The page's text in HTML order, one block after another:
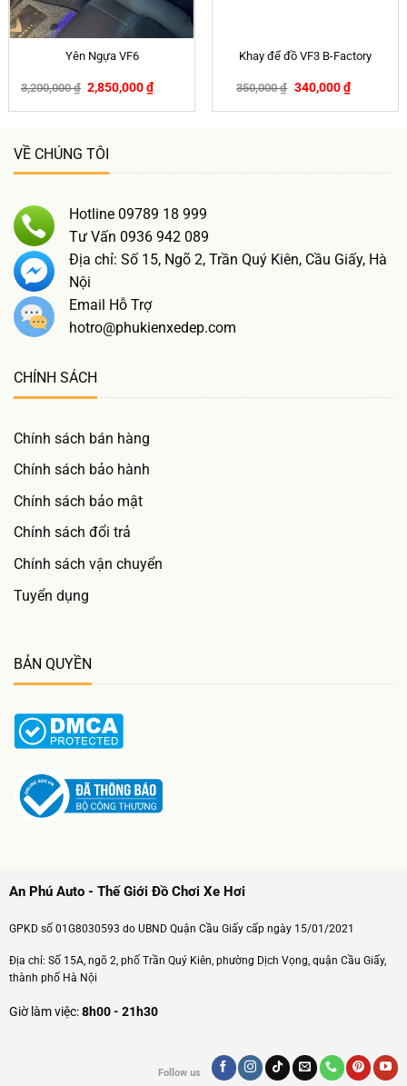
Yên Ngựa VF6
3,200,000₫ 2,850,000₫
Khay để đồ VF3 B-Factory
350,000₫ 340,000₫
VỀ CHÚNG TÔI
Hotline 09789 18 999
Tư Vấn 0936 942 089
Địa chỉ: Số 15, Ngõ 2, Trần Quý Kiên, Cầu Giấy, Hà
Nội
Email Hỗ Trợ
hotro@phukienxedep.com
CHÍNH SÁCH
Chính sách bán hàng
Chính sách bảo hành
Chính sách bảo mật
Chính sách đổi trả
Chính sách vận chuyển
Tuyển dụng
BẢN QUYỀN
An Phú Auto - Thế Giới Đồ Chơi Xe Hơi
GPKD số 01G8030593 do UBND Quận Cầu Giấy cấp ngày 15/01/2021
Địa chỉ: Số 15A, ngõ 2, phố Trần Quý Kiên, phường Dịch Vọng, quận Cầu Giấy,
thành phố Hà Nội
Giờ làm việc:8h00 - 21h30
Follow us